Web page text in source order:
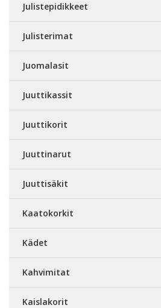
Julistepidikkeet
Julisterimat
Juomalasit
Juuttikassit
Juuttikorit
Juuttinarut
Juuttisäkit
Kaatokorkit
Kädet
Kahvimitat
Kaislakorit